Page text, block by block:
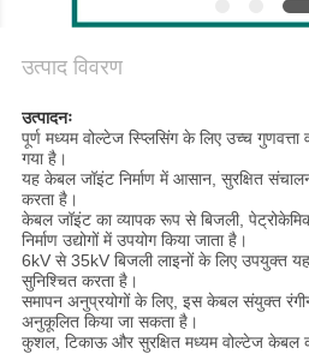
उत्पाद विवरण
उत्पादनः
पूर्ण मध्यम वोल्टेज स्प्लिसिंग के लिए उच्च
गया है।
यह केबल जॉइंट निर्माण में आसान, सुरक्षित
करता है।
केबल जॉइंट का व्यापक रूप से बिजली,
निर्माण उद्योगों में उपयोग किया जाता है।
6kV से 35kV बिजली लाइनों के लिए उपयुक्त
सुनिश्चित करता है।
समापन अनुप्रयोगों के लिए, इस केबल संयुक्त
अनुकूलित किया जा सकता है।
कुशल, टिकाऊ और सुरक्षित मध्यम वोल्टेज